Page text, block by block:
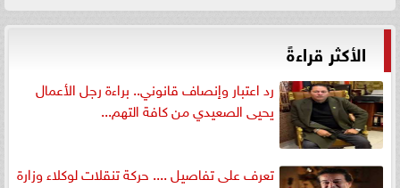
الأكثر قراءةً
رد اعتبار وإنصاف قانوني.. براءة رجل الأعمال
يحيى الصعيدي من كافة التهم...
تعرف على تفاصيل .... حركة تنقلات لوكلاء وزارة